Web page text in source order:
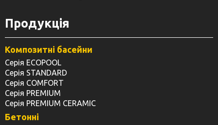
Продукція
Композитні басейни
Серія ECOPOOL
Серія STANDARD
Серія COMFORT
Серія PREMIUM
Серія PREMIUM CERAMIC
Бетонні